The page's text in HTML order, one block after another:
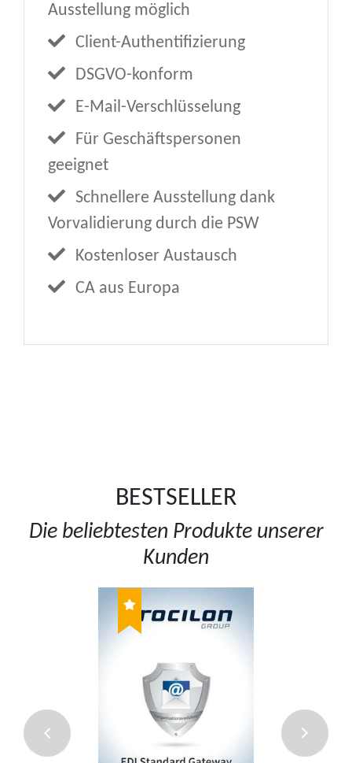
Ausstellung möglich
Client-Authentifizierung
DSGVO-konform
E-Mail-Verschlüsselung
Für Geschäftspersonen
geeignet
Schnellere Ausstellung dank
Vorvalidierung durch die PSW
Kostenloser Austausch
CA aus Europa
BESTSELLER
Die beliebtesten Produkte unserer
Kunden